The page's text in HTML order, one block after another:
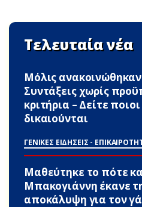
Τελευταία νέα
Μόλις
Συντάξεις χωρίς
κριτήρια – Δείτε
δικαιούνται
ΓΕΝΙΚΕΣ ΕΙΔΗΣΕΙΣ -
Μαθεύτηκε το πότε
Μπακογιάννη έκανε
αποκάλυψη για τον